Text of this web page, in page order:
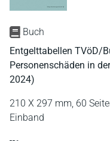
Buch
Entgelttabellen TVöD/
Personenschäden in
2024)
210 X 297 mm, 60
Einband